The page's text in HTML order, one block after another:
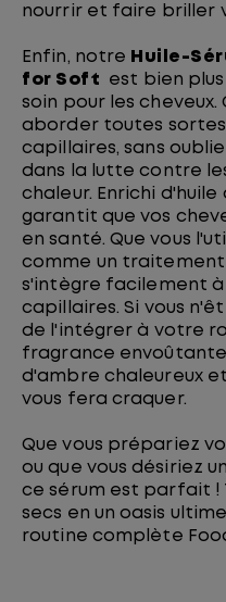
nourrir et faire briller
Enfin, notre Huile-
for Soft est bien
soin pour les
aborder toutes
capillaires, sans
dans la lutte contre
chaleur. Enrichi
garantit que vos
en santé. Que vous
comme un traitement
s'intègre facilement
capillaires. Si vous
de l'intégrer à votre
fragrance envoûtante
d'ambre chaleureux
vous fera craquer.
Que vous prépariez
ou que vous désiriez
ce sérum est parfait !
secs en un oasis
routine complète